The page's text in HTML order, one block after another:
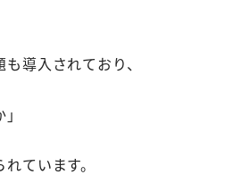
導入されており、
ています。